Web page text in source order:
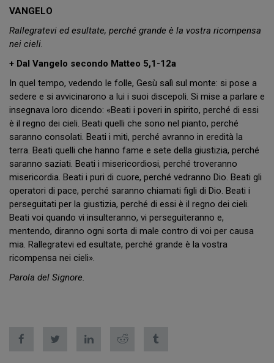
VANGELO
Rallegratevi ed esultate, perché grande è la vostra ricompensa
nei cieli.
+ Dal Vangelo secondo Matteo 5,1-12a
In quel tempo, vedendo le folle, Gesù salì sul monte: si pose a
sedere e si avvicinarono a lui i suoi discepoli. Si mise a parlare e
insegnava loro dicendo: «Beati i poveri in spirito, perché di essi
è il regno dei cieli. Beati quelli che sono nel pianto, perché
saranno consolati. Beati i miti, perché avranno in eredità la
terra. Beati quelli che hanno fame e sete della giustizia, perché
saranno saziati. Beati i misericordiosi, perché troveranno
misericordia. Beati i puri di cuore, perché vedranno Dio. Beati gli
operatori di pace, perché saranno chiamati figli di Dio. Beati i
perseguitati per la giustizia, perché di essi è il regno dei cieli.
Beati voi quando vi insulteranno, vi perseguiteranno e,
mentendo, diranno ogni sorta di male contro di voi per causa
mia. Rallegratevi ed esultate, perché grande è la vostra
ricompensa nei cieli».
Parola del Signore.